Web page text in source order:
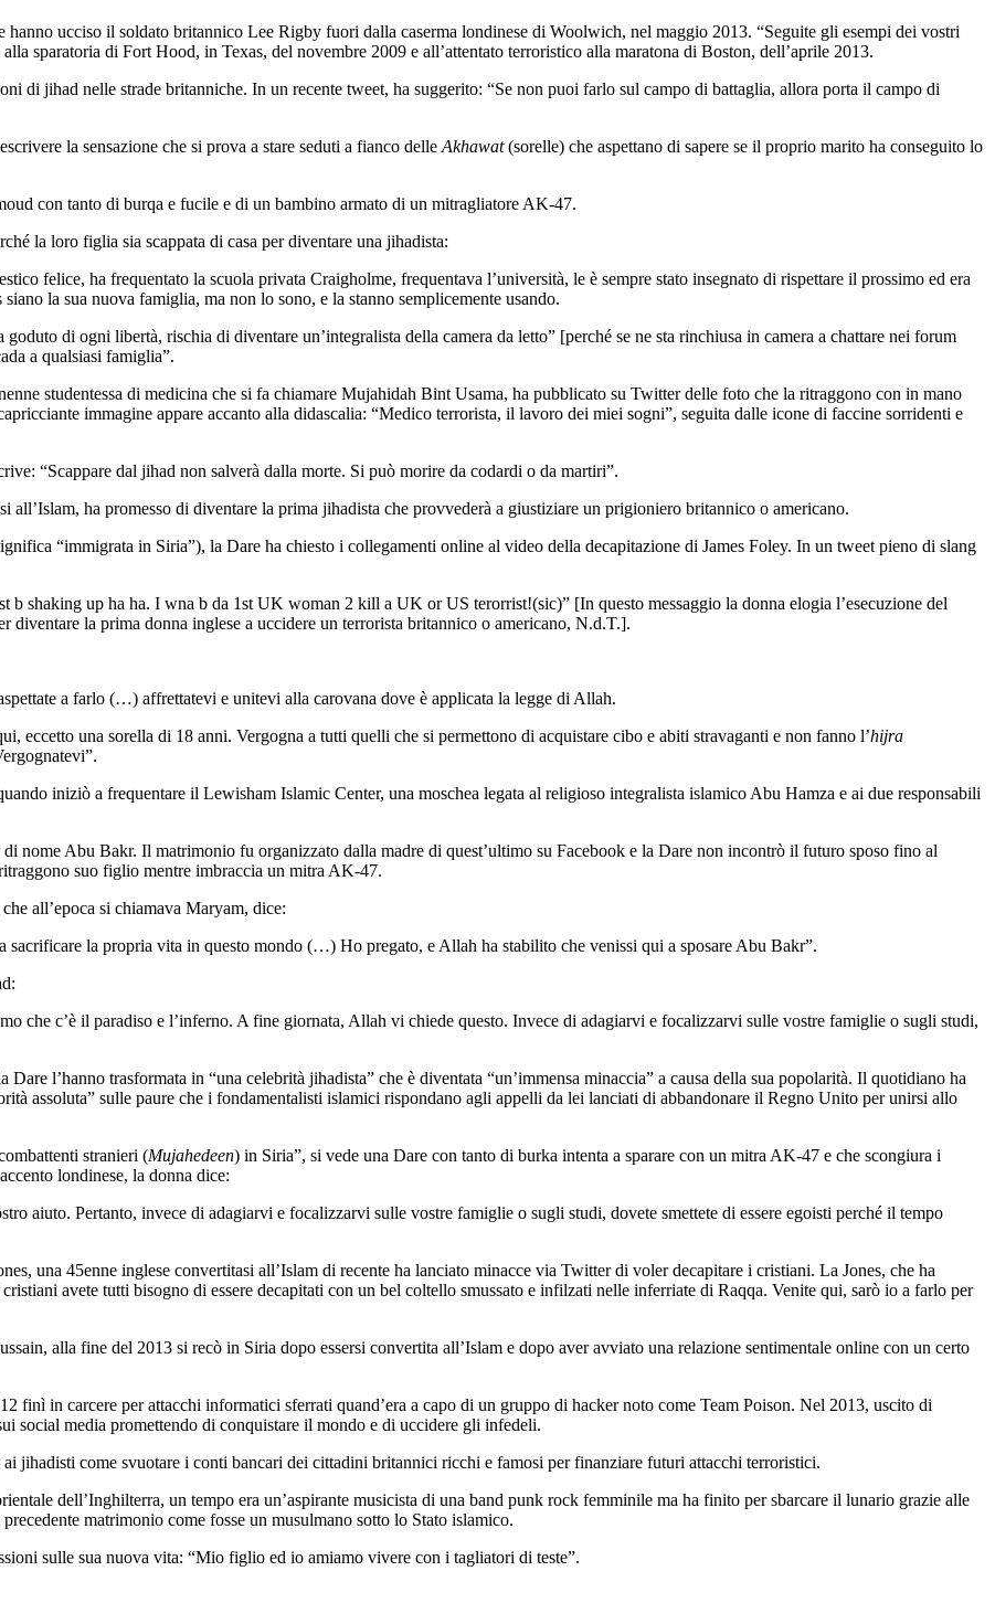
ucciso il soldato britannico Lee Rigby fuori dalla caserma londinese di Woolwich, nel maggio 2013. “Seguite gli esempi dei vostri
sparatoria di Fort Hood, in Texas, del novembre 2009 e all’attentato terroristico alla maratona di Boston, dell’aprile 2013.
di jihad nelle strade britanniche. In un recente tweet, ha suggerito: “Se non puoi farlo sul campo di battaglia, allora porta il campo di
la sensazione che si prova a stare seduti a fianco delle Akhawat(sorelle) che aspettano di sapere se il proprio marito ha conseguito lo
con tanto di burqa e fucile e di un bambino armato di un mitragliatore AK-47.
la loro figlia sia scappata di casa per diventare una jihadista:
felice, ha frequentato la scuola privata Craigholme, frequentava l’università, le è sempre stato insegnato di rispettare il prossimo ed era
la sua nuova famiglia, ma non lo sono, e la stanno semplicemente usando.
di ogni libertà, rischia di diventare un’integralista della camera da letto” [perché se ne sta rinchiusa in camera a chattare nei forum
a qualsiasi famiglia”.
studentessa di medicina che si fa chiamare Mujahidah Bint Usama, ha pubblicato su Twitter delle foto che la ritraggono con in mano
immagine appare accanto alla didascalia: “Medico terrorista, il lavoro dei miei sogni”, seguita dalle icone di faccine sorridenti e
“Scappare dal jihad non salverà dalla morte. Si può morire da codardi o da martiri”.
ha promesso di diventare la prima jihadista che provvederà a giustiziare un prigioniero britannico o americano.
“immigrata in Siria”), la Dare ha chiesto i collegamenti online al video della decapitazione di James Foley. In un tweet pieno di slang
shaking up ha ha. I wna b da 1st UK woman 2 kill a UK or US terorrist!(sic)” [In questo messaggio la donna elogia l’esecuzione del
diventare la prima donna inglese a uccidere un terrorista britannico o americano, N.d.T.].
a farlo (…) affrettatevi e unitevi alla carovana dove è applicata la legge di Allah.
eccetto una sorella di 18 anni. Vergogna a tutti quelli che si permettono di acquistare cibo e abiti stravaganti e non fanno l’hijra
iniziò a frequentare il Lewisham Islamic Center, una moschea legata al religioso integralista islamico Abu Hamza e ai due responsabili
nome Abu Bakr. Il matrimonio fu organizzato dalla madre di quest’ultimo su Facebook e la Dare non incontrò il futuro sposo fino al
suo figlio mentre imbraccia un mitra AK-47.
all’epoca si chiamava Maryam, dice:
sacrificare la propria vita in questo mondo (…) Ho pregato, e Allah ha stabilito che venissi qui a sposare Abu Bakr”.
che c’è il paradiso e l’inferno. A fine giornata, Allah vi chiede questo. Invece di adagiarvi e focalizzarvi sulle vostre famiglie o sugli studi,
l’hanno trasformata in “una celebrità jihadista” che è diventata “un’immensa minaccia” a causa della sua popolarità. Il quotidiano ha
assoluta” sulle paure che i fondamentalisti islamici rispondano agli appelli da lei lanciati di abbandonare il Regno Unito per unirsi allo
stranieri (Mujahedeen) in Siria”, si vede una Dare con tanto di burka intenta a sparare con un mitra AK-47 e che scongiura i
londinese, la donna dice:
aiuto. Pertanto, invece di adagiarvi e focalizzarvi sulle vostre famiglie o sugli studi, dovete smettete di essere egoisti perché il tempo
una 45enne inglese convertitasi all’Islam di recente ha lanciato minacce via Twitter di voler decapitare i cristiani. La Jones, che ha
avete tutti bisogno di essere decapitati con un bel coltello smussato e infilzati nelle inferriate di Raqqa. Venite qui, sarò io a farlo per
alla fine del 2013 si recò in Siria dopo essersi convertita all’Islam e dopo aver avviato una relazione sentimentale online con un certo
finì in carcere per attacchi informatici sferrati quand’era a capo di un gruppo di hacker noto come Team Poison. Nel 2013, uscito di
social media promettendo di conquistare il mondo e di uccidere gli infedeli.
jihadisti come svuotare i conti bancari dei cittadini britannici ricchi e famosi per finanziare futuri attacchi terroristici.
dell’Inghilterra, un tempo era un’aspirante musicista di una band punk rock femminile ma ha finito per sbarcare il lunario grazie alle
matrimonio come fosse un musulmano sotto lo Stato islamico.
sulle sua nuova vita: “Mio figlio ed io amiamo vivere con i tagliatori di teste”.